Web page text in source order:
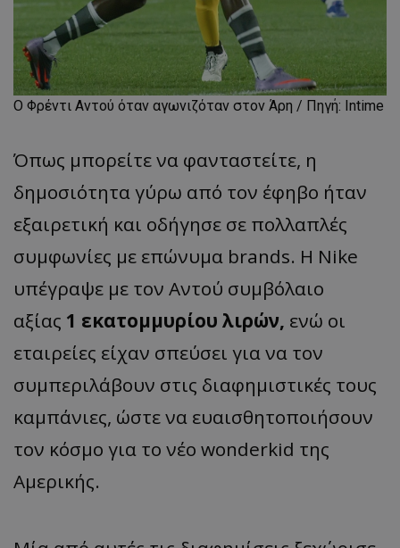
Ο Φρέντι Αντού όταν αγωνιζόταν στον Άρη / Πηγή: Intime
Όπως μπορείτε να φανταστείτε, η
δημοσιότητα γύρω από τον έφηβο ήταν
εξαιρετική και οδήγησε σε πολλαπλές
συμφωνίες με επώνυμα brands. Η Nike
υπέγραψε με τον Αντού συμβόλαιο
αξίας 1 εκατομμυρίου λιρών, ενώ οι
εταιρείες είχαν σπεύσει για να τον
συμπεριλάβουν στις διαφημιστικές τους
καμπάνιες, ώστε να ευαισθητοποιήσουν
τον κόσμο για το νέο wonderkid της
Αμερικής.